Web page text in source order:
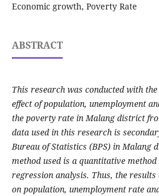
Economic growth, Poverty Rate
ABSTRACT
This research was conducted with
effect of population, unemployment
the poverty rate in Malang district
data used in this research is
Bureau of Statistics (BPS) in Malang
method used is a quantitative
regression analysis. Thus, the
on population, unemployment rate